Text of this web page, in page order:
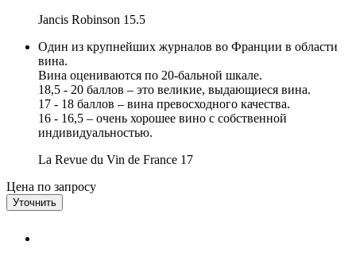
Jancis Robinson 15.5
Один из крупнейших журналов во Франции в области
вина.
Вина оцениваются по 20-бальной шкале.
18,5 - 20 баллов – это великие, выдающиеся вина.
17 - 18 баллов – вина превосходного качества.
16 - 16,5 – очень хорошее вино с собственной
индивидуальностью.
La Revue du Vin de France 17
Цена по запросу
Уточнить